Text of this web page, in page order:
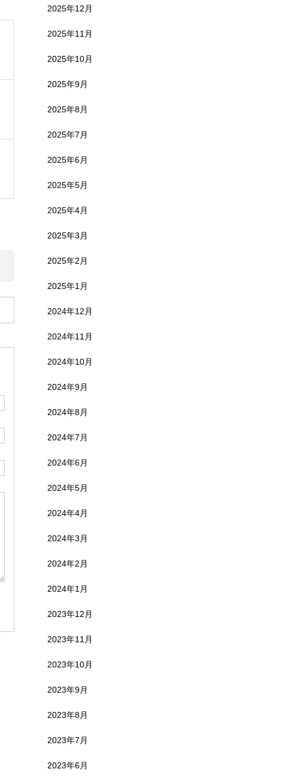
2025年12月
2025年11月
2025年10月
2025年9月
2025年8月
2025年7月
2025年6月
2025年5月
2025年4月
2025年3月
2025年2月
2025年1月
2024年12月
2024年11月
2024年10月
2024年9月
2024年8月
2024年7月
2024年6月
2024年5月
2024年4月
2024年3月
2024年2月
2024年1月
2023年12月
2023年11月
2023年10月
2023年9月
2023年8月
2023年7月
2023年6月